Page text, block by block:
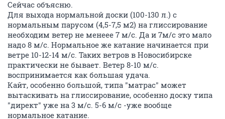
Сейчас объясню.
Для выхода нормальной доски (100-130 л.) с
нормальным парусом (4,5-7,5 м2) на глиссирование
необходим ветер не менеее 7 м/с. Да и 7м/с это мало
надо 8 м/с. Нормальное же катание начинается при
ветре 10-12-14 м/с. Таких ветров в Новосибирске
практически не бывает. Ветер 8-10 м/с.
воспринимается как большая удача.
Кайт, особенно большой, типа "матрас" может
вытаскивать на глиссирование, особенно доску типа
"директ" уже на 3 м/с. 5-6 м/с -уже вообще
нормальное катание.